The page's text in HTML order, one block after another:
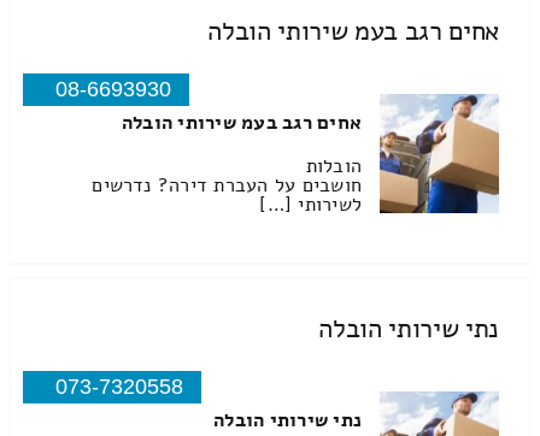
אחים רגב בעמ שירותי הובלה
08-6693930
אחים רגב בעמ שירותי הובלה
הובלות
חושבים על העברת דירה? נדרשים
לשירותי […]
נתי שירותי הובלה
073-7320558
נתי שירותי הובלה